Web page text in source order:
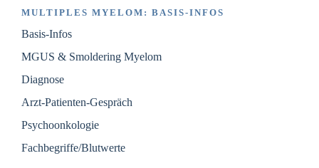
MULTIPLES MYELOM: BASIS-INFOS
Basis-Infos
MGUS & Smoldering Myelom
Diagnose
Arzt-Patienten-Gespräch
Psychoonkologie
Fachbegriffe/Blutwerte